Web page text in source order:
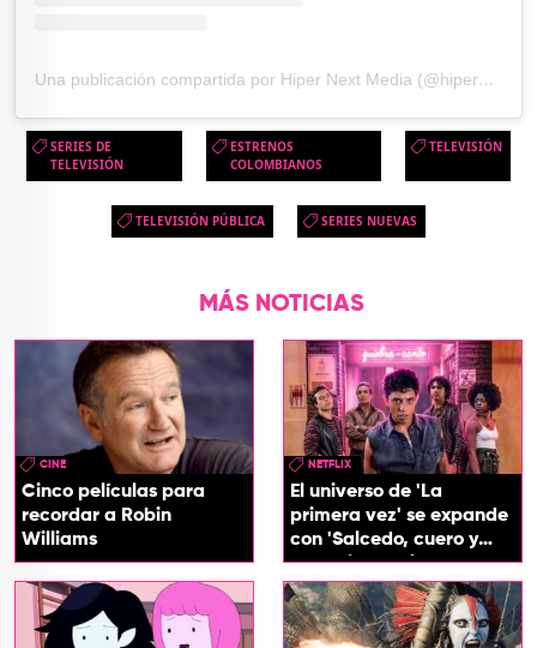
Una publicación compartida por Hiper Next Media (@hipernextmedia)
SERIES DE
TELEVISIÓN
ESTRENOS
COLOMBIANOS
TELEVISIÓN
TELEVISIÓN PÚBLICA SERIES NUEVAS
MÁS NOTICIAS
CINE
Cinco películas para
recordar a Robin
Williams
NETFLIX
El universo de 'La
primera vez' se expande
con 'Salcedo, cuero y
boogaloo', spin off